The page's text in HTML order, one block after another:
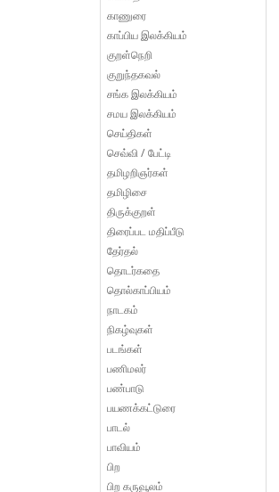
காணுரை
காப்பிய இலக்கியம்
குறள்நெறி
குறுந்தகவல்
சங்க இலக்கியம்
சமய இலக்கியம்
செய்திகள்
செவ்வி / பேட்டி
தமிழறிஞர்கள்
தமிழிசை
திருக்குறள்
திரைப்பட மதிப்பீடு
தேர்தல்
தொடர்கதை
தொல்காப்பியம்
நாடகம்
நிகழ்வுகள்
படங்கள்
பணிமலர்
பண்பாடு
பயணக்கட்டுரை
பாடல்
பாவியம்
பிற
பிற கருவூலம்